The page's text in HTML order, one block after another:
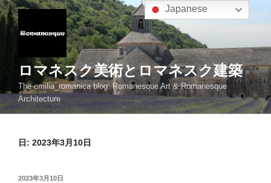
コ
ン
ス
キ
ロマネスク美術とロマネスク建築
The emilia_romanica blog: Romanesque Art & Romanesque
Architecture
日: 2023年3月10日
投
2023年3月10日
Japanese